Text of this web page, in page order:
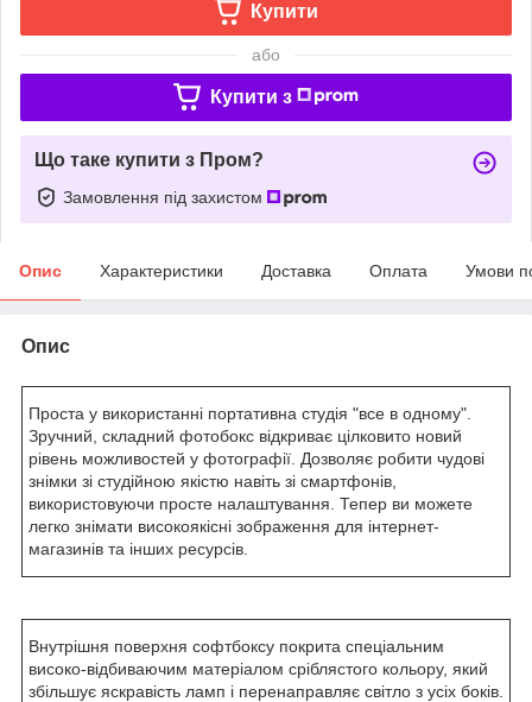
Купити
або
Купити з
Що таке купити з Пром?
Замовлення під захистом
Опис Характеристики Доставка Оплата Умови
Опис
Проста у використанні портативна студія "все в одному".
Зручний, складний фотобокс відкриває цілковито новий
рівень можливостей у фотографії. Дозволяє робити чудові
знімки зі студійною якістю навіть зі смартфонів,
використовуючи просте налаштування. Тепер ви можете
легко знімати високоякісні зображення для інтернет-
магазинів та інших ресурсів.
Внутрішня поверхня софтбоксу покрита спеціальним
високо-відбиваючим матеріалом сріблястого кольору, який
збільшує яскравість ламп і перенаправляє світло з усіх боків.